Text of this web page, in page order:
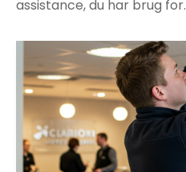
assistance, du har brug for.